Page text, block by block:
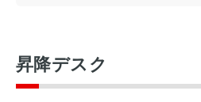
昇降デスク